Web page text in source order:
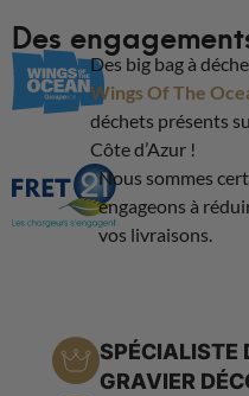
Des
Des big bag à
Wings Of The
déchets présents
Côte d’Azur !
Nous sommes
engageons à
vos livraisons.
SPÉCIALISTE
GRAVIER